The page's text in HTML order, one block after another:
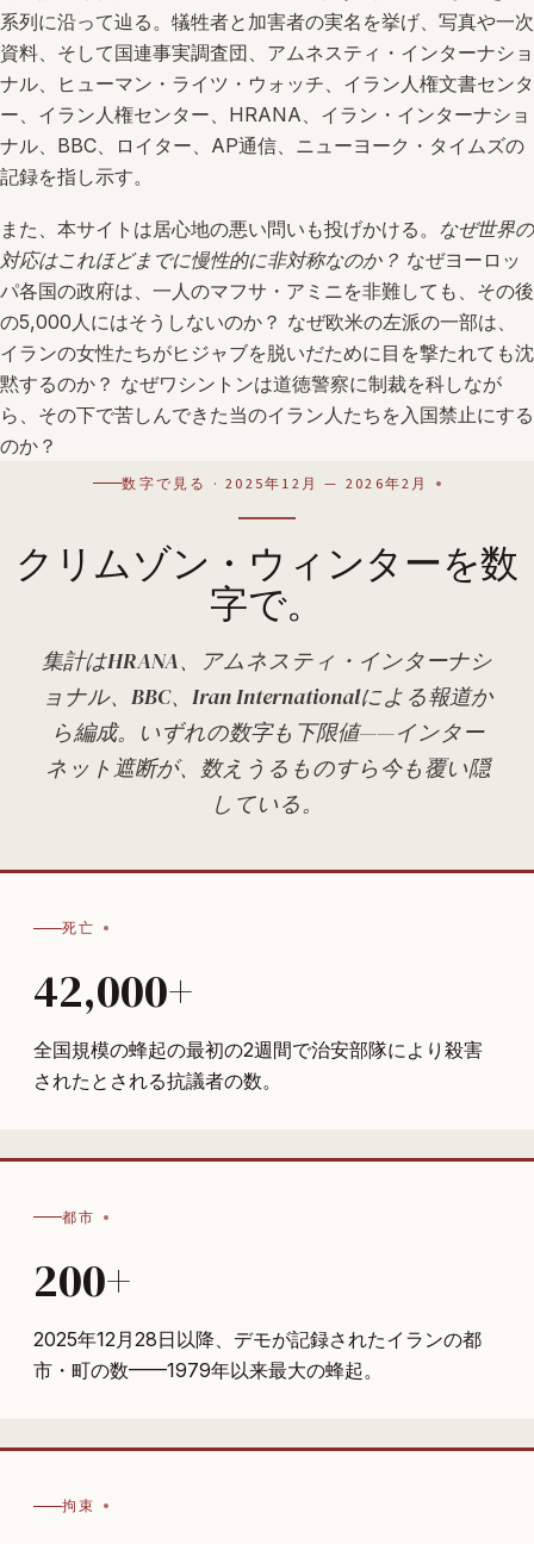
系列に沿って辿る。犠牲者と加害者の実名を挙げ、写真や一次
資料、そして国連事実調査団、アムネスティ・インターナショ
ナル、ヒューマン・ライツ・ウォッチ、イラン人権文書センタ
ー、イラン人権センター、HRANA、イラン・インターナショ
ナル、BBC、ロイター、AP通信、ニューヨーク・タイムズの
記録を指し示す。
また、本サイトは居心地の悪い問いも投げかける。 なぜ世界の
対応はこれほどまでに慢性的に非対称なのか？ なぜヨーロッ
パ各国の政府は、一人のマフサ・アミニを非難しても、その後
の5,000人にはそうしないのか？ なぜ欧米の左派の一部は、
イランの女性たちがヒジャブを脱いだために目を撃たれても沈
黙するのか？ なぜワシントンは道徳警察に制裁を科しなが
ら、その下で苦しんできた当のイラン人たちを入国禁止にする
のか？
数字で見る · 2025年12月 — 2026年2月
クリムゾン・ウィンターを数
字で。
集計はHRANA、アムネスティ・インターナシ
ョナル、BBC、Iran Internationalによる報道か
ら編成。いずれの数字も下限値——インター
ネット遮断が、数えうるものすら今も覆い隠
している。
死亡
42,000+
全国規模の蜂起の最初の2週間で治安部隊により殺害
されたとされる抗議者の数。
都市
200+
2025年12月28日以降、デモが記録されたイランの都
市・町の数——1979年以来最大の蜂起。
拘束